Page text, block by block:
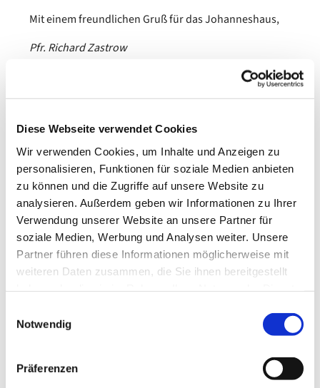
Diese Webseite verwendet Cookies
Wir verwenden Cookies, um Inhalte und Anzeigen zu
personalisieren, Funktionen für soziale Medien anbieten
zu können und die Zugriffe auf unsere Website zu
analysieren. Außerdem geben wir Informationen zu Ihrer
Verwendung unserer Website an unsere Partner für
soziale Medien, Werbung und Analysen weiter. Unsere
Partner führen diese Informationen möglicherweise mit
weiteren Daten zusammen, die Sie ihnen bereitgestellt
Notwendig
Präferenzen
Mit einem freundlichen Gruß für das Johanneshaus,
Pfr. Richard Zastrow